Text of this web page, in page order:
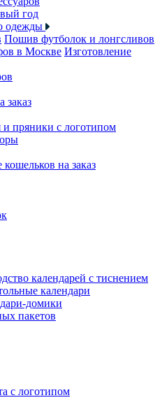
год
одежды
Пошив футболок и лонгсливов
в Москве Изготовление
заказ
и пряники с логотипом
на заказ
календарей с тиснением
календари
домики
пакетов
с логотипом